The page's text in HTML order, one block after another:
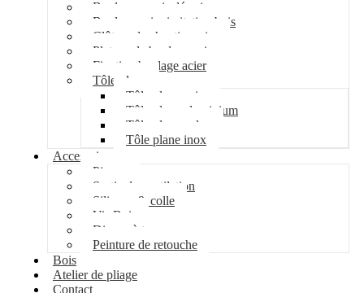
Bardage non isolé acier
Bardage acier imitation bois
Clôture de chantier acier
Plateau de bardage acier
Fixation bardage acier
Tôle plane
Tôle plane acier
Tôle plane aluminium
Tôle plane galva
Tôle plane inox
Accessoires
Pipeco
Sortie de ventilation
Silicone & colle
Vis Bois
Disque à tronçonner
Peinture de retouche
Bois
Atelier de pliage
Contact